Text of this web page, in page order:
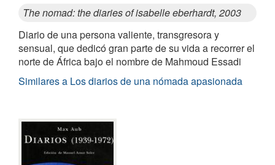
The nomad: the diaries of isabelle eberhardt, 2003
Diario de una persona valiente, transgresora y
sensual, que dedicó gran parte de su vida a recorrer el
norte de África bajo el nombre de Mahmoud Essadi
Similares a Los diarios de una nómada apasionada